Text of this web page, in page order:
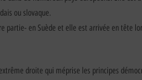
ou slovaque.
partie- en Suède et elle est arrivée en tête
droite qui méprise les principes